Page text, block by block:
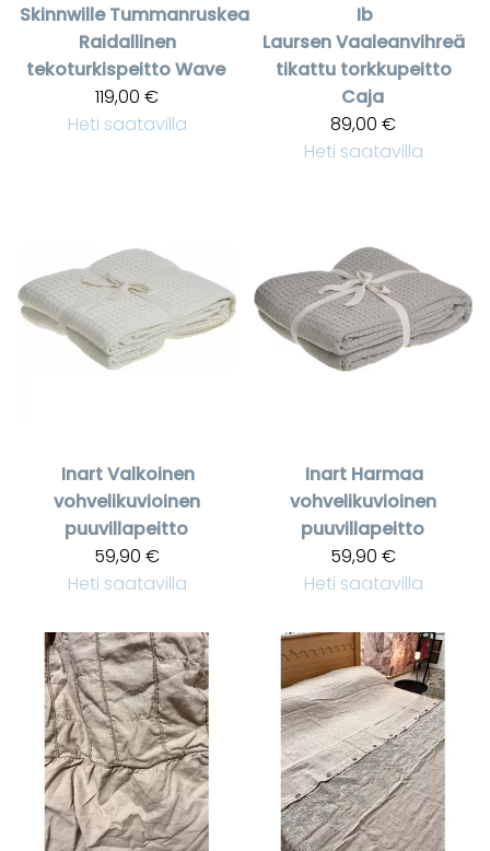
Skinnwille Tummanruskea
Raidallinen
tekoturkispeitto Wave
119,00 €
Heti saatavilla
Ib
LaursenVaaleanvihreä
tikattu torkkupeitto
Caja
89,00 €
Heti saatavilla
InartValkoinen
vohvelikuvioinen
puuvillapeitto
59,90 €
Heti saatavilla
Inart Harmaa
vohvelikuvioinen
puuvillapeitto
59,90 €
Heti saatavilla